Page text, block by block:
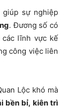
giúp sự nghiệp
. Đương số có
lĩnh vực kế
công việc liên
Lộc khó mà
bền bỉ, kiên trì